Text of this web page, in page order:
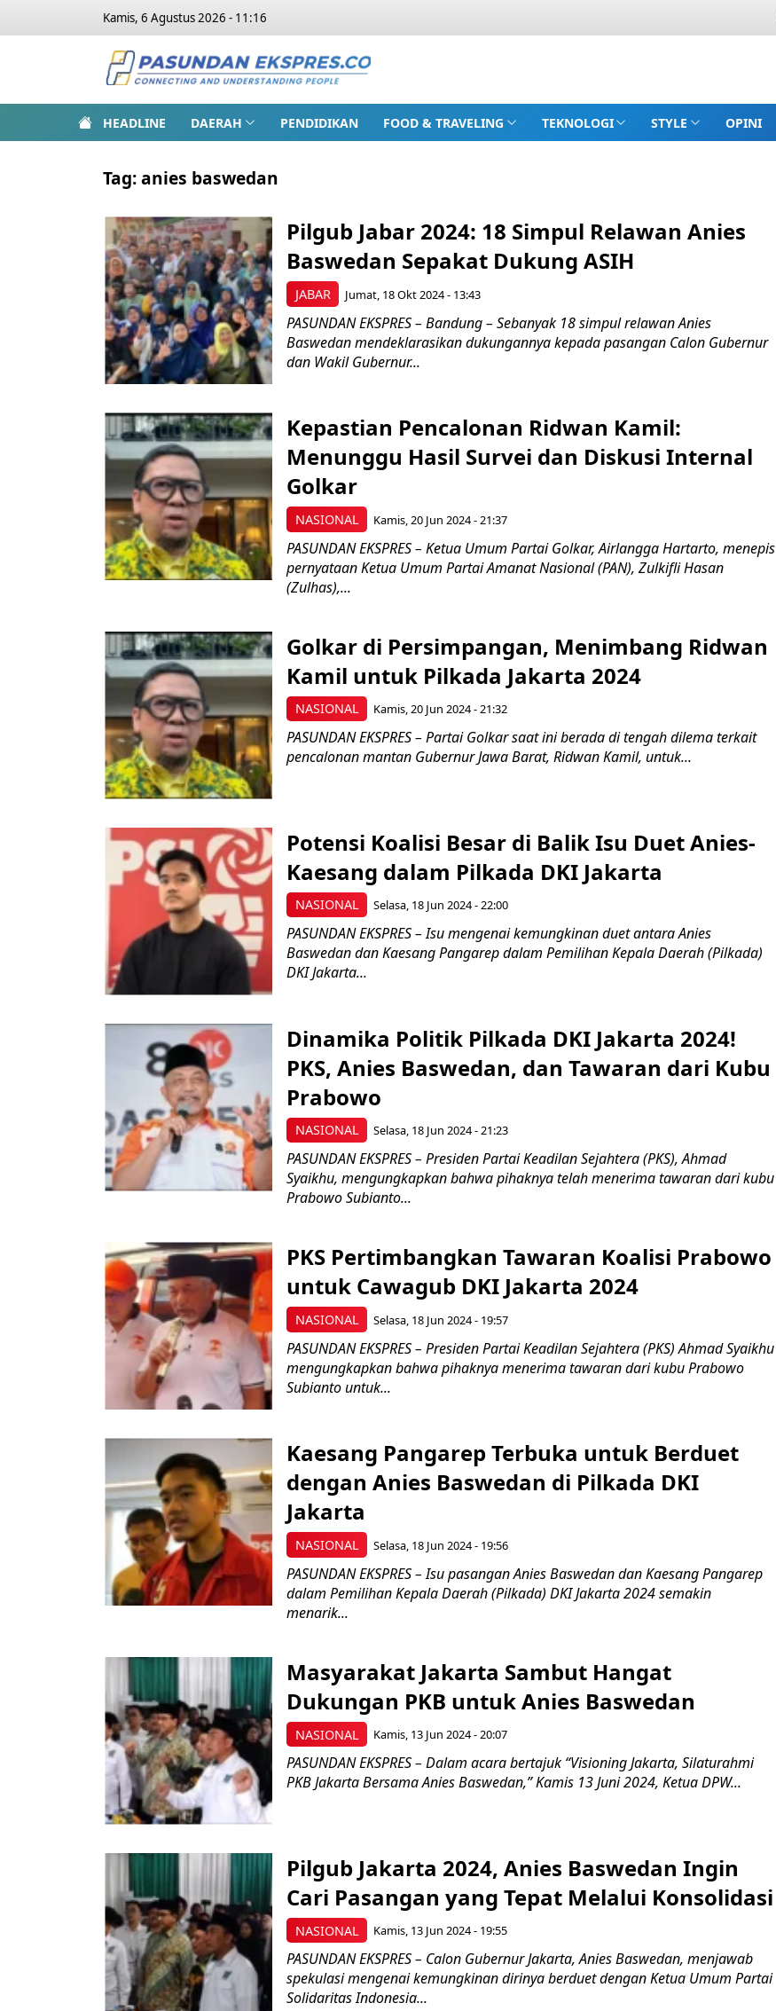
Kamis, 6 Agustus 2026 - 11:16
HEADLINE DAERAH PENDIDIKAN FOOD & TRAVELING TEKNOLOGI STYLE OPINI
Tag:anies baswedan
JABAR
Pilgub Jabar 2024: 18 Simpul Relawan Anies
Baswedan Sepakat Dukung ASIH
Jumat, 18 Okt 2024 - 13:43
PASUNDAN EKSPRES – Bandung – Sebanyak 18 simpul relawan Anies
Baswedan mendeklarasikan dukungannya kepada pasangan Calon Gubernur
dan Wakil Gubernur...
NASIONAL
Kepastian Pencalonan Ridwan Kamil:
Menunggu Hasil Survei dan Diskusi Internal
Golkar
Kamis, 20 Jun 2024 - 21:37
PASUNDAN EKSPRES – Ketua Umum Partai Golkar, Airlangga Hartarto, menepis
pernyataan Ketua Umum Partai Amanat Nasional (PAN), Zulkifli Hasan
(Zulhas),...
NASIONAL
Golkar di Persimpangan, Menimbang Ridwan
Kamil untuk Pilkada Jakarta 2024
Kamis, 20 Jun 2024 - 21:32
PASUNDAN EKSPRES – Partai Golkar saat ini berada di tengah dilema terkait
pencalonan mantan Gubernur Jawa Barat, Ridwan Kamil, untuk...
NASIONAL
Potensi Koalisi Besar di Balik Isu Duet Anies-
Kaesang dalam Pilkada DKI Jakarta
Selasa, 18 Jun 2024 - 22:00
PASUNDAN EKSPRES – Isu mengenai kemungkinan duet antara Anies
Baswedan dan Kaesang Pangarep dalam Pemilihan Kepala Daerah (Pilkada)
DKI Jakarta...
NASIONAL
Dinamika Politik Pilkada DKI Jakarta 2024!
PKS, Anies Baswedan, dan Tawaran dari Kubu
Prabowo
Selasa, 18 Jun 2024 - 21:23
PASUNDAN EKSPRES – Presiden Partai Keadilan Sejahtera (PKS), Ahmad
Syaikhu, mengungkapkan bahwa pihaknya telah menerima tawaran dari kubu
Prabowo Subianto...
NASIONAL
PKS Pertimbangkan Tawaran Koalisi Prabowo
untuk Cawagub DKI Jakarta 2024
Selasa, 18 Jun 2024 - 19:57
PASUNDAN EKSPRES – Presiden Partai Keadilan Sejahtera (PKS) Ahmad Syaikhu
mengungkapkan bahwa pihaknya menerima tawaran dari kubu Prabowo
Subianto untuk...
NASIONAL
Kaesang Pangarep Terbuka untuk Berduet
dengan Anies Baswedan di Pilkada DKI
Jakarta
Selasa, 18 Jun 2024 - 19:56
PASUNDAN EKSPRES – Isu pasangan Anies Baswedan dan Kaesang Pangarep
dalam Pemilihan Kepala Daerah (Pilkada) DKI Jakarta 2024 semakin
menarik...
NASIONAL
Masyarakat Jakarta Sambut Hangat
Dukungan PKB untuk Anies Baswedan
Kamis, 13 Jun 2024 - 20:07
PASUNDAN EKSPRES – Dalam acara bertajuk “Visioning Jakarta, Silaturahmi
PKB Jakarta Bersama Anies Baswedan,” Kamis 13 Juni 2024, Ketua DPW...
NASIONAL
Pilgub Jakarta 2024, Anies Baswedan Ingin
Cari Pasangan yang Tepat Melalui Konsolidasi
Kamis, 13 Jun 2024 - 19:55
PASUNDAN EKSPRES – Calon Gubernur Jakarta, Anies Baswedan, menjawab
spekulasi mengenai kemungkinan dirinya berduet dengan Ketua Umum Partai
Solidaritas Indonesia...